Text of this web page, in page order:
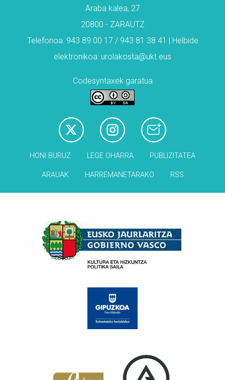
Araba kalea, 27
20800 - ZARAUTZ
Telefonoa: 943 89 00 17 / 943 81 38 41 | Helbide
elektronikoa: urolakosta@ukt.eus
Codesyntaxek garatua
HONI BURUZ LEGE OHARRA PUBLIZITATEA
ARAUAK HARREMANETARAKO RSS